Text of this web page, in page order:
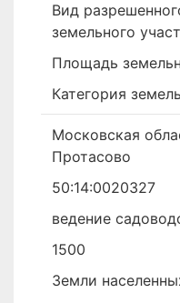
Вид
земельного
Площадь
Категория земель
Московская
Протасово
50:14:0020327
ведение
1500
Земли